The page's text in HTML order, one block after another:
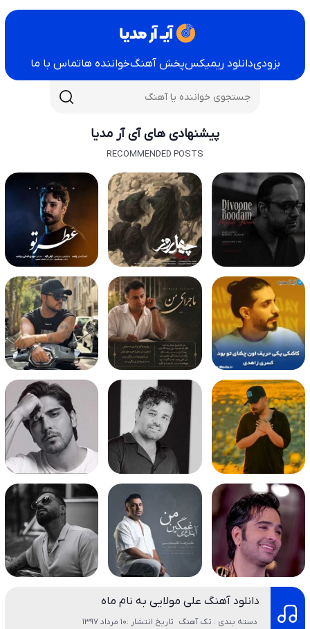
بزودیدانلود ریمیکسپخش آهنگخواننده هاتماس با ما
پیشنهادی های آی آر مدیا
RECOMMENDED POSTS
دانلود آهنگ علی مولایی به نام ماه
دسته بندی : تک آهنگ تاریخ انتشار :10 مرداد 1397